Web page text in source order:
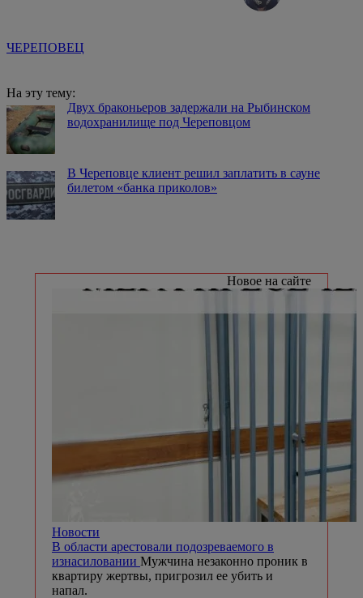
ЧЕРЕПОВЕЦ
На эту тему:
Двух браконьеров задержали на Рыбинском
водохранилище под Череповцом
В Череповце клиент решил заплатить в сауне
билетом «банка приколов»
Новое на сайте
Новости
В области арестовали подозреваемого в
изнасиловании Мужчина незаконно проник в
квартиру жертвы, пригрозил ее убить и
напал.